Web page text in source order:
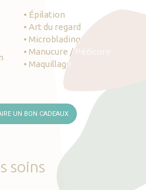
• Épilation
• Art du regard
• Microblading
• Manucure / Pédicure
• Maquillage
UN BON CADEAUX
soins